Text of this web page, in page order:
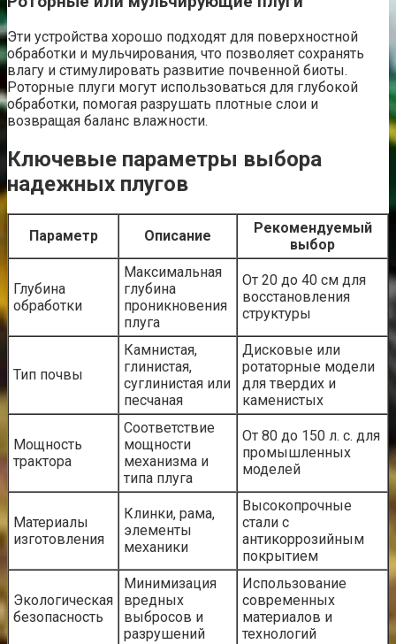
Эти устройства хорошо подходят для поверхностной
обработки и мульчирования, что позволяет сохранять
влагу и стимулировать развитие почвенной биоты.
Роторные плуги могут использоваться для глубокой
обработки, помогая разрушать плотные слои и
возвращая баланс влажности.
Ключевые параметры выбора
надежных плугов
Параметр Описание
Рекомендуемый
выбор
Глубина
обработки
Максимальная
глубина
проникновения
плуга
От 20 до 40 см для
восстановления
структуры
Тип почвы
Камнистая,
глинистая,
суглинистая или
песчаная
Дисковые или
ротаторные модели
для твердих и
каменистых
Мощность
трактора
Соответствие
мощности
механизма и
типа плуга
От 80 до 150 л. с. для
промышленных
моделей
Материалы
изготовления
Клинки, рама,
элементы
механики
Высокопрочные
стали с
антикоррозийным
покрытием
Экологическая
безопасность
Минимизация
вредных
выбросов и
разрушений
Использование
современных
материалов и
технологий